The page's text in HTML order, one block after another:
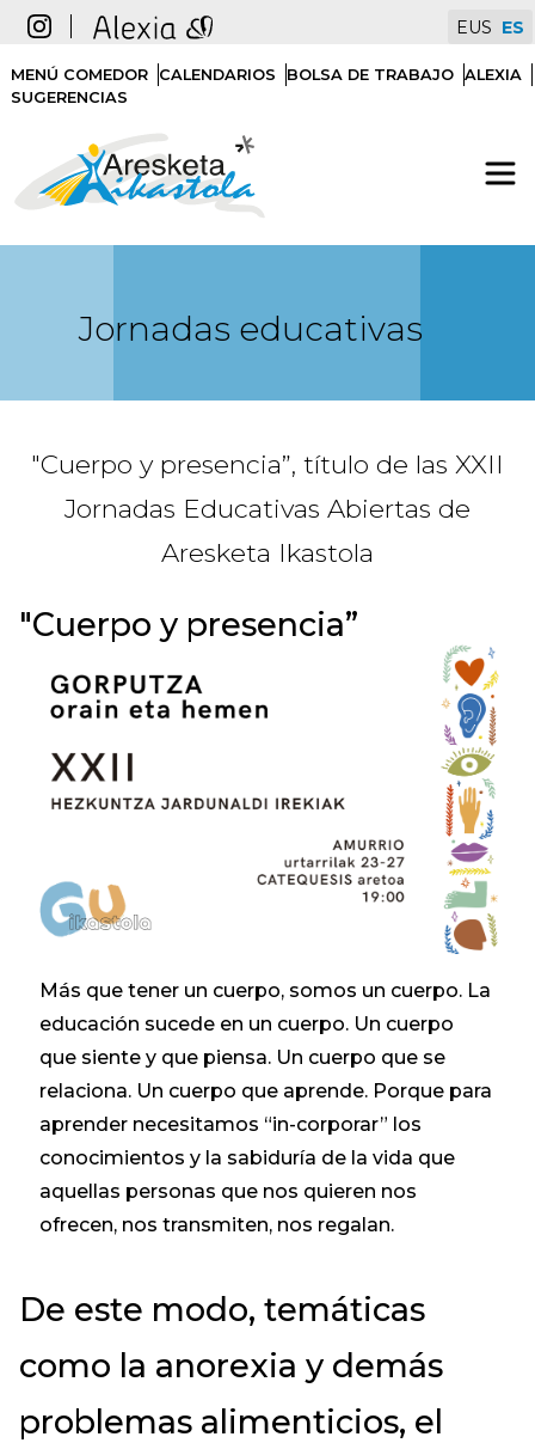
Pasar al contenido principal EUS ES
goiburukomenua
MENÚ COMEDOR CALENDARIOS BOLSA DE TRABAJO
ALEXIA
SUGERENCIAS
Jornadas educativas
"Cuerpo y presencia”, título de las XXII
Jornadas Educativas Abiertas de
Aresketa Ikastola
"Cuerpo y presencia”
Más que tener un cuerpo, somos un cuerpo. La
educación sucede en un cuerpo. Un cuerpo
que siente y que piensa. Un cuerpo que se
relaciona. Un cuerpo que aprende. Porque para
aprender necesitamos “in-corporar” los
conocimientos y la sabiduría de la vida que
aquellas personas que nos quieren nos
ofrecen, nos transmiten, nos regalan.
De este modo, temáticas
como la anorexia y demás
problemas alimenticios, el